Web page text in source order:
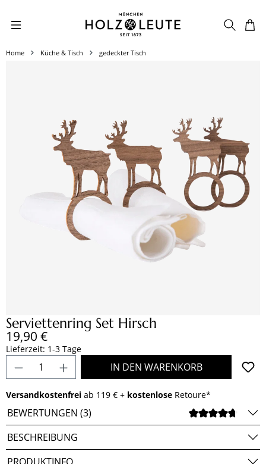
Zum Hauptinhalt springen
Home Küche & Tisch gedeckter Tisch
Serviettenring Set Hirsch
Regulärer Preis:
19,90 €
Lieferzeit: 1-3 Tage
Produkt Anzahl: Gib den gewünschten
IN DEN WARENKORB
Versandkostenfrei ab 119 € + kostenlose Retoure*
BEWERTUNGEN (3)
BESCHREIBUNG